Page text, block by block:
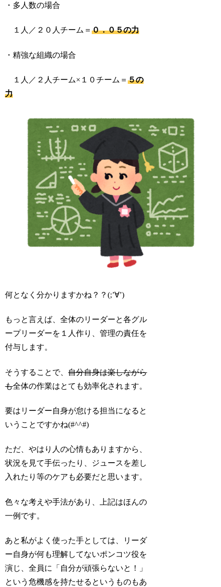
・多人数の場合
１人／２０人チーム＝０．０５の力
・精強な組織の場合
１人／２人チーム×１０チーム＝５の
力
何となく分かりますかね？？(;’∀’)
もっと言えば、全体のリーダーと各グル
ープリーダーを１人作り、管理の責任を
付与します。
そうすることで、自分自身は楽しながら
も全体の作業はとても効率化されます。
要はリーダー自身が怠ける担当になると
いうことですかね(#^^#)
ただ、やはり人の心情もありますから、
状況を見て手伝ったり、ジュースを差し
入れたり等のケアも必要だと思います。
色々な考えや手法があり、上記はほんの
一例です。
あと私がよく使った手としては、リーダ
ー自身が何も理解してないポンコツ役を
演じ、全員に「自分が頑張らないと！」
という危機感を持たせるというものもあ